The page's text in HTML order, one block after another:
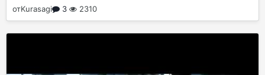
отKurasagi 3 2310